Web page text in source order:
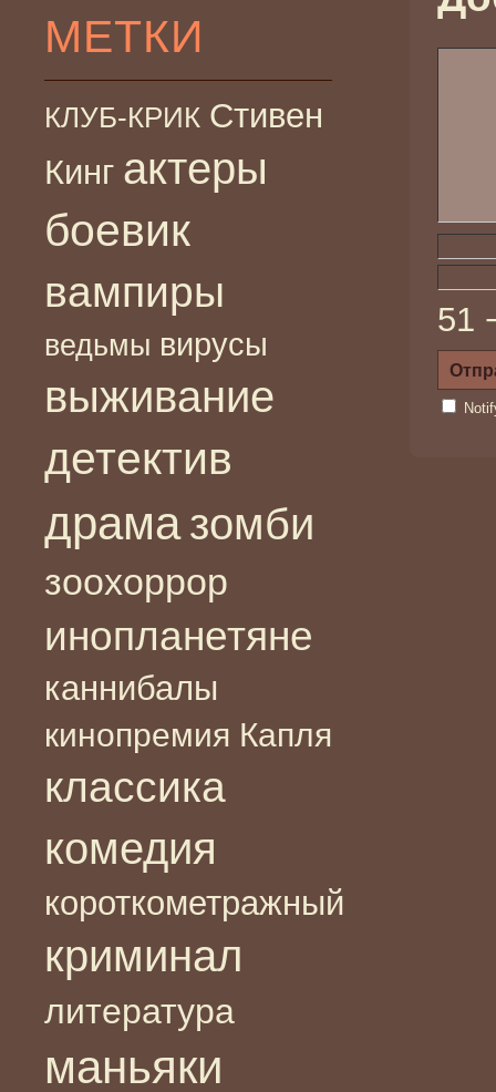
МЕТКИ
КЛУБ-КРИК Стивен
Кинг актеры
боевик
вампиры
ведьмы вирусы
выживание
детектив
драма зомби
зоохоррор
инопланетяне
каннибалы
кинопремия Капля
классика
комедия
короткометражный
криминал
литература
маньяки
51